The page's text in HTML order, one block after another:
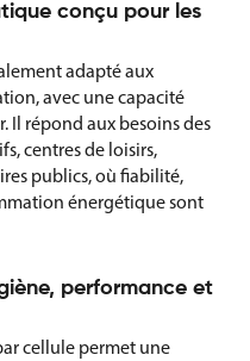
conçu pour les
adapté aux
avec une capacité
Il répond aux besoins des
centres de loisirs,
publics, où fiabilité,
énergétique sont
performance et
cellule permet une